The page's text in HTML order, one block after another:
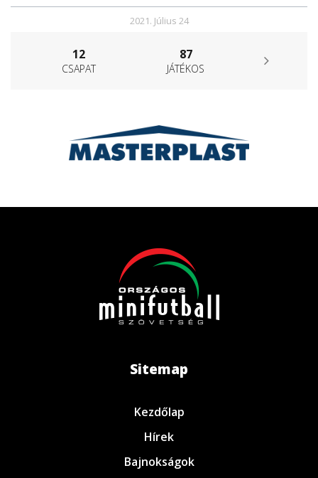
2021. Július 24
12
CSAPAT
87
JÁTÉKOS
Sitemap
Kezdőlap
Hírek
Bajnokságok